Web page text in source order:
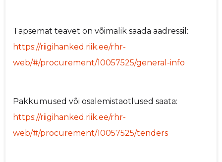
Täpsemat teavet on võimalik saada aadressil:
https://riigihanked.riik.ee/rhr-
web/#/procurement/10057525/general-info
Pakkumused või osalemistaotlused saata:
https://riigihanked.riik.ee/rhr-
web/#/procurement/10057525/tenders